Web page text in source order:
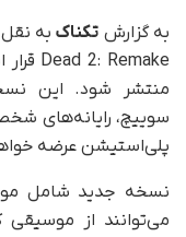
به گزارش تکناک به
منتشر شود. این
پلی‌استیشن عرضه
نسخه جدید شامل
می‌توانند از